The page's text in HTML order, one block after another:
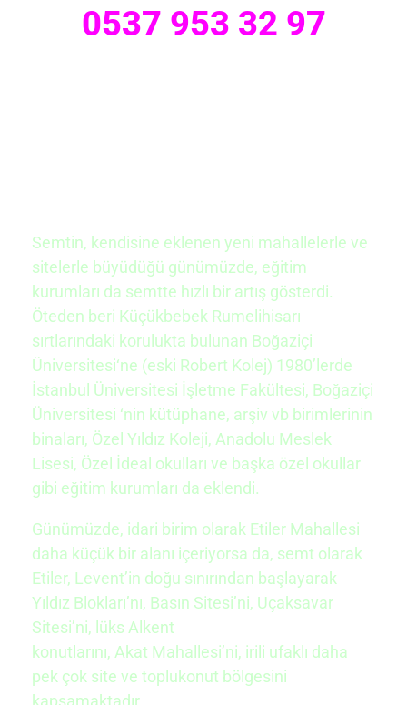
0537 953 32 97
Semtin, kendisine eklenen yeni mahallelerle ve
sitelerle büyüdüğü günümüzde, eğitim
kurumları da semtte hızlı bir artış gösterdi.
Öteden beri Küçükbebek Rumelihisarı
sırtlarındaki korulukta bulunan Boğaziçi
Üniversitesi‘ne (eski Robert Kolej) 1980’lerde
İstanbul Üniversitesi İşletme Fakültesi, Boğaziçi
Üniversitesi ‘nin kütüphane, arşiv vb birimlerinin
binaları, Özel Yıldız Koleji, Anadolu Meslek
Lisesi, Özel İdeal okulları ve başka özel okullar
gibi eğitim kurumları da eklendi.
Günümüzde, idari birim olarak Etiler Mahallesi
daha küçük bir alanı içeriyorsa da, semt olarak
Etiler, Levent’in doğu sınırından başlayarak
Yıldız Blokları’nı, Basın Sitesi’ni, Uçaksavar
Sitesi’ni, lüks Alkent
konutlarını, Akat Mahallesi’ni, irili ufaklı daha
pek çok site ve toplukonut bölgesini
kapsamaktadır.